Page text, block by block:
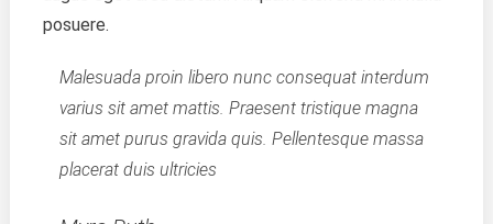
posuere.
Malesuada proin libero nunc consequat interdum
varius sit amet mattis. Praesent tristique magna
sit amet purus gravida quis. Pellentesque massa
placerat duis ultricies